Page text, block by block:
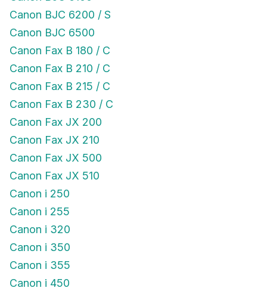
Canon BJC 6200 / S
Canon BJC 6500
Canon Fax B 180 / C
Canon Fax B 210 / C
Canon Fax B 215 / C
Canon Fax B 230 / C
Canon Fax JX 200
Canon Fax JX 210
Canon Fax JX 500
Canon Fax JX 510
Canon i 250
Canon i 255
Canon i 320
Canon i 350
Canon i 355
Canon i 450